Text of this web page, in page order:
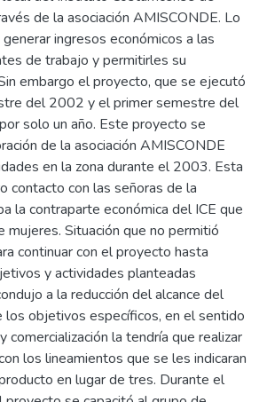
de la asociación AMISCONDE. Lo
ingresos económicos a las
de trabajo y permitirles su
embargo el proyecto, que se ejecutó
del 2002 y el primer semestre del
solo un año. Este proyecto se
de la asociación AMISCONDE
en la zona durante el 2003. Esta
contacto con las señoras de la
la contraparte económica del ICE que
mujeres. Situación que no permitió
continuar con el proyecto hasta
y actividades planteadas
a la reducción del alcance del
objetivos específicos, en el sentido
comercialización la tendría que realizar
los lineamientos que se les indicaran
en lugar de tres. Durante el